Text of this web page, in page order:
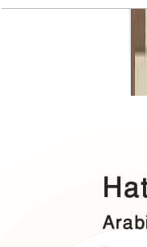
Hattan, Luxury 2,